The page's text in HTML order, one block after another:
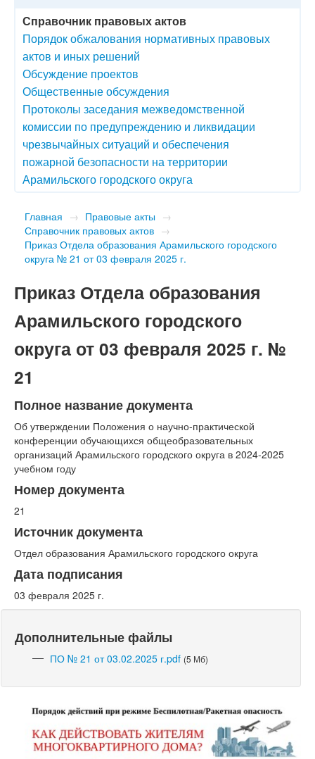
Справочник правовых актов
Порядок обжалования нормативных правовых
актов и иных решений
Обсуждение проектов
Общественные обсуждения
Протоколы заседания межведомственной
комиссии по предупреждению и ликвидации
чрезвычайных ситуаций и обеспечения
пожарной безопасности на территории
Арамильского городского округа
Главная → Правовые акты →
Справочник правовых актов →
Приказ Отдела образования Арамильского городского
округа № 21 от 03 февраля 2025 г.
Приказ Отдела образования
Арамильского городского
округа от 03 февраля 2025 г. №
21
Полное название документа
Об утверждении Положения о научно-практической
конференции обучающихся общеобразовательных
организаций Арамильского городского округа в 2024-2025
учебном году
Номер документа
21
Источник документа
Отдел образования Арамильского городского округа
Дата подписания
03 февраля 2025 г.
Дополнительные файлы
ПО № 21 от 03.02.2025 г.pdf (5 Мб)